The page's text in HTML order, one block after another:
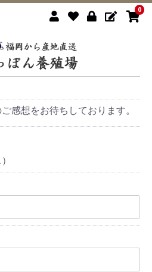
0
感想をお待ちしております。